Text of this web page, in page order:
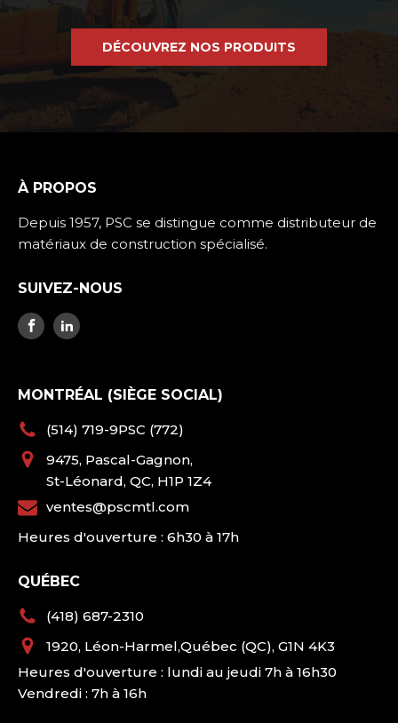
DÉCOUVREZ NOS PRODUITS
À PROPOS
Depuis 1957, PSC se distingue comme distributeur de
matériaux de construction spécialisé.
SUIVEZ-NOUS
MONTRÉAL (SIÈGE SOCIAL)
(514) 719-9PSC (772)
9475, Pascal-Gagnon,
St-Léonard, QC, H1P 1Z4
ventes@pscmtl.com
Heures d'ouverture : 6h30 à 17h
QUÉBEC
(418) 687-2310
1920, Léon-Harmel,Québec (QC), G1N 4K3
Heures d'ouverture : lundi au jeudi 7h à 16h30
Vendredi : 7h à 16h